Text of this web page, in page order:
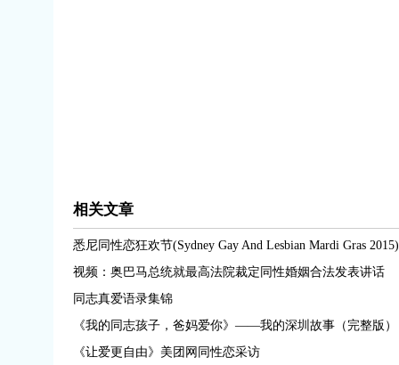
相关文章
悉尼同性恋狂欢节(Sydney Gay And Lesbian Mardi Gras 2015)
视频：奥巴马总统就最高法院裁定同性婚姻合法发表讲话
同志真爱语录集锦
《我的同志孩子，爸妈爱你》——我的深圳故事（完整版）
《让爱更自由》美团网同性恋采访